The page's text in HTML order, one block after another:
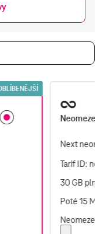
Next
Tarif ID:
30 GB
Poté15
Neomezená